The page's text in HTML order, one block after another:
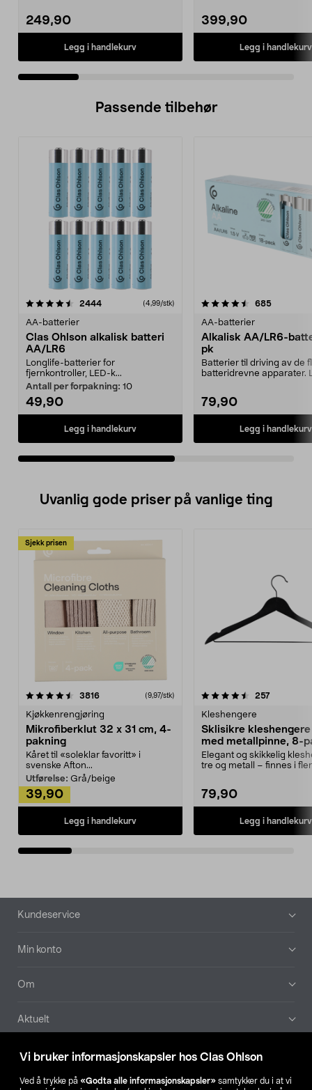
Vi bruker informasjonskapsler hos Clas Ohlson
Ved å trykke på «Godta alle informasjonskapsler» samtykker du i at vi
249,90
Legg i handlekurv
399,90
Legg i handlekurv
Passende tilbehør
2444anmeldelser(4,99/stk)
AA-batterier
Clas Ohlson alkalisk batteri
AA/LR6
Longlife-batterier for
fjernkontroller, LED-k...
Antall per forpakning: 10
49,90
Legg i handlekurv
4.5av 5 stjerner 685
AA-batterier
Alkalisk AA/LR6-
pk
Batterier til driving av de
batteridrevne apparater.
79,90
Legg i handlekurv
4.5av 5 stjerner
Uvanlig gode priser på vanlige ting
Sjekk prisen
3816anmeldelser(9,97/stk)
Kjøkkenrengjøring
Mikrofiberklut 32 x 31 cm, 4-
pakning
Kåret til «soleklar favoritt» i
svenske Afton...
Utførelse: Grå/beige
39,90
Legg i handlekurv
4.5av 5 stjerner 257
Kleshengere
Sklisikre
med metallpinne, 8-
Elegant og skikkelig
tre og metall – finnes i
79,90
Legg i handlekurv
4.5av 5 stjerner
Bunntekst
Kundeservice
Min konto
Om
Aktuelt
Våre selskaper
Finn din butikk